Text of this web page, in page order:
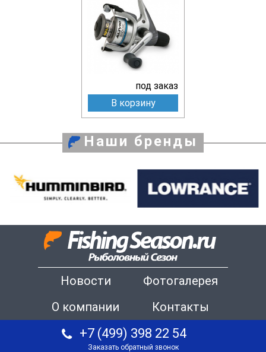
под заказ
В корзину
Наши бренды
Новости
Фотогалерея
О компании
Контакты
+7 (499) 398 22 54
Заказать обратный звонок